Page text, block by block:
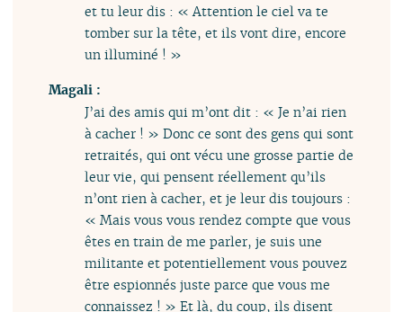
et tu leur dis : « Attention le ciel va te
tomber sur la tête, et ils vont dire, encore
un illuminé ! »
Magali :
J’ai des amis qui m’ont dit : « Je n’ai rien
à cacher ! » Donc ce sont des gens qui sont
retraités, qui ont vécu une grosse partie de
leur vie, qui pensent réellement qu’ils
n’ont rien à cacher, et je leur dis toujours :
« Mais vous vous rendez compte que vous
êtes en train de me parler, je suis une
militante et potentiellement vous pouvez
être espionnés juste parce que vous me
connaissez ! » Et là, du coup, ils disent